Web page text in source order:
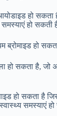
हो
हो सकती
ब्रोमाइड हो
हो सकता है,
हो सकता है
समस्याएं